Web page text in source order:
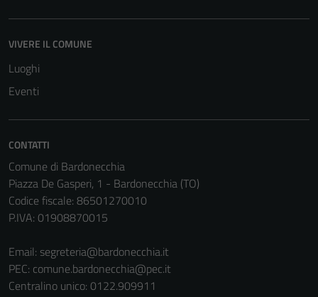
VIVERE IL COMUNE
Luoghi
Eventi
CONTATTI
Comune di Bardonecchia
Piazza De Gasperi, 1 - Bardonecchia (TO)
Codice fiscale: 86501270010
P.IVA: 01908870015
Email: segreteria@bardonecchia.it
PEC: comune.bardonecchia@pec.it
Centralino unico: 0122.909911
possono
personali.
Questi cookie